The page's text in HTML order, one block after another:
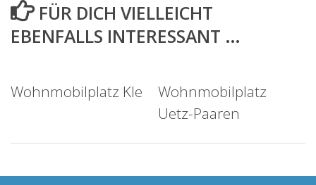
FÜR DICH VIELLEICHT
EBENFALLS INTERESSANT …
Wohnmobilplatz Kle
Wohnmobilplatz
Uetz-Paaren